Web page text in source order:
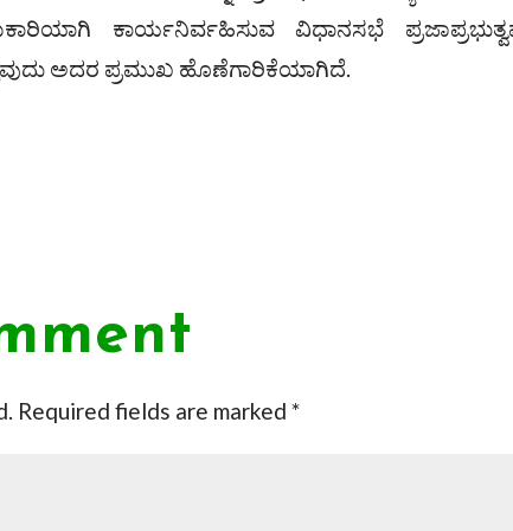
ಕಾರ್ಯನಿರ್ವಹಿಸುವ ವಿಧಾನಸಭೆ
ಅದರ ಪ್ರಮುಖ ಹೊಣೆಗಾರಿಕೆಯಾಗಿದೆ.
Required fields are marked*